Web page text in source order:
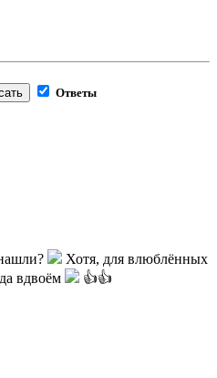
Ответы
Хотя, для влюблённых
вдвоём
👍👍